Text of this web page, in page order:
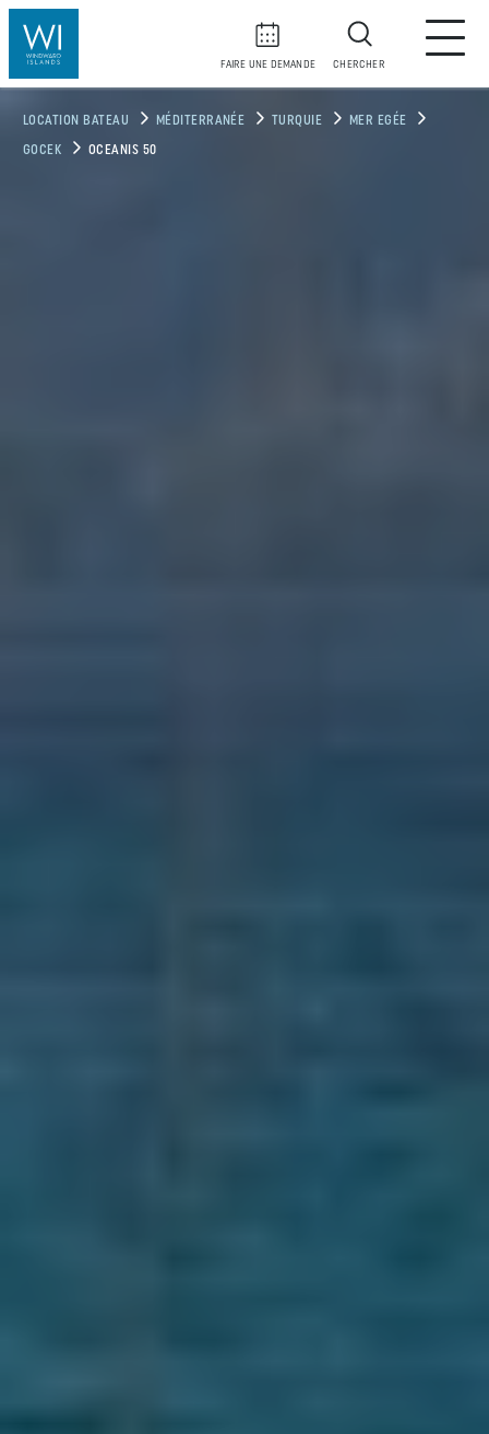
FAIRE UNE DEMANDE CHERCHER
LOCATION BATEAU MÉDITERRANÉE TURQUIE MER EGÉE
GOCEK OCEANIS 50